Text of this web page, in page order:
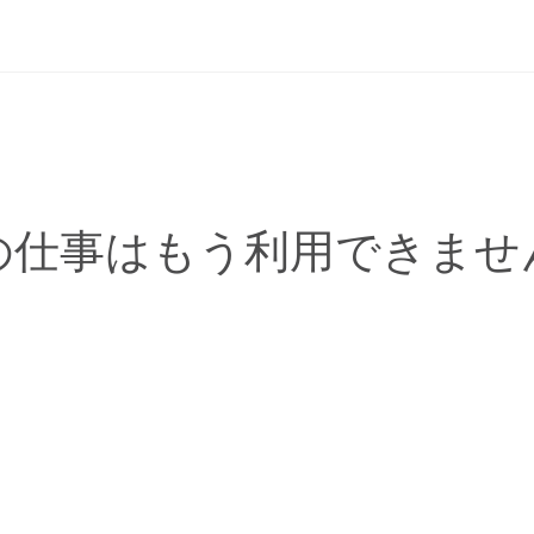
仕事はもう利用できませ